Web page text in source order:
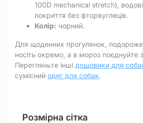
100D mechanical stretch),
покриття без фторвуглеців.
Колір: чорний.
Для щоденних прогулянок,
носіть окремо, а в мороз поєднуйте
Перегляньте інші дощовики для
сумісний одяг для собак.
Розмірна сітка